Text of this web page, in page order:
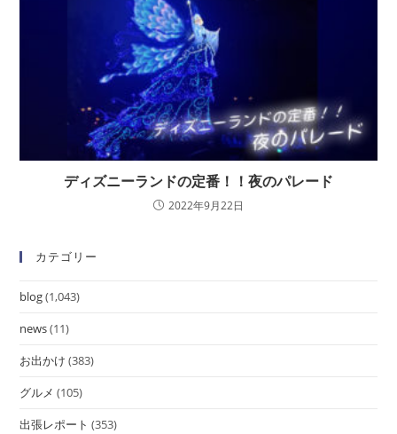
ディズニーランドの定番！！夜のパレード
2022年9月22日
カテゴリー
blog(1,043)
news(11)
お出かけ (383)
グルメ (105)
出張レポート (353)